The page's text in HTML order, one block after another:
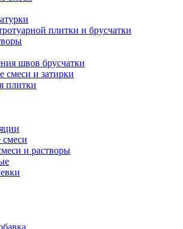
плитки и брусчатки
швов брусчатки
смеси и затирки
плитки
и растворы